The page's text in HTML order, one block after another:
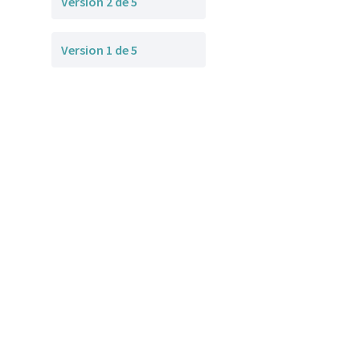
Version 1 de 5